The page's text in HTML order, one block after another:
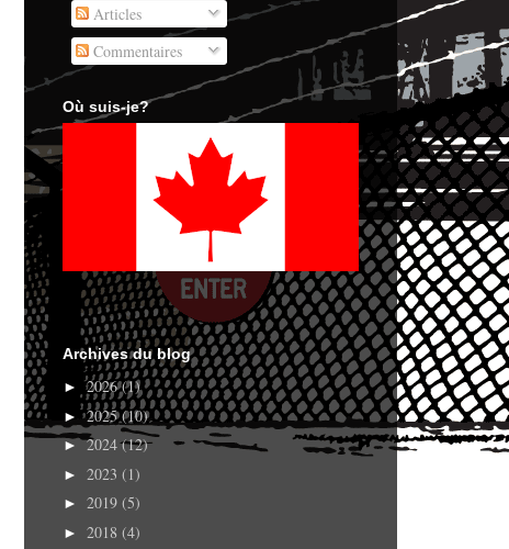
Articles
Commentaires
Où suis-je?
Archives du blog
►2026(1)
►2025(10)
►2024(12)
► 2023 (1)
► 2019 (5)
► 2018 (4)